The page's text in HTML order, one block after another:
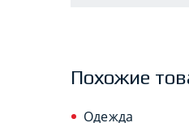
Похожие
Одежда